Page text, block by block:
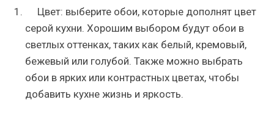
Цвет: выберите обои, которые дополнят цвет
серой кухни. Хорошим выбором будут обои в
светлых оттенках, таких как белый, кремовый,
бежевый или голубой. Также можно выбрать
обои в ярких или контрастных цветах, чтобы
добавить кухне жизнь и яркость.